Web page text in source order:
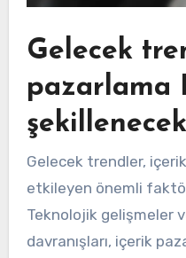
Gelecek
pazarlama
Gelecek trendler,
etkileyen önemli
Teknolojik gelişmeler
davranışları, içerik